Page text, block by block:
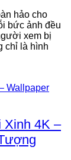
hảo cho
bức ảnh đều
xem bị
chỉ là hình
Xinh 4K –